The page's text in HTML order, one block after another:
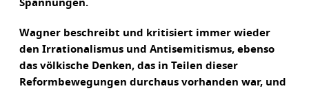
Spannungen.
Wagner beschreibt und kritisiert immer wieder
den Irrationalismus und Antisemitismus, ebenso
das völkische Denken, das in Teilen dieser
Reformbewegungen durchaus vorhanden war, und